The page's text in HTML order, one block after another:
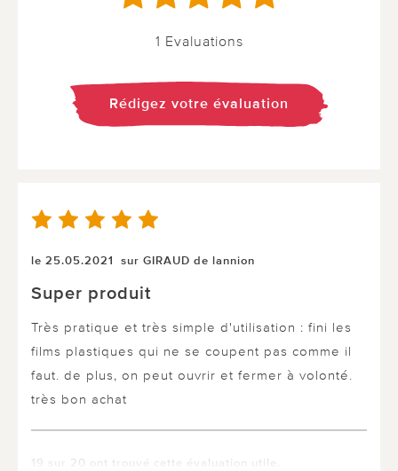
1 Evaluations
Rédigez votre évaluation
le 25.05.2021 sur GIRAUD de lannion
Super produit
Très pratique et très simple d'utilisation : fini les
films plastiques qui ne se coupent pas comme il
faut. de plus, on peut ouvrir et fermer à volonté.
très bon achat
19 sur 20 ont trouvé cette évaluation utile.